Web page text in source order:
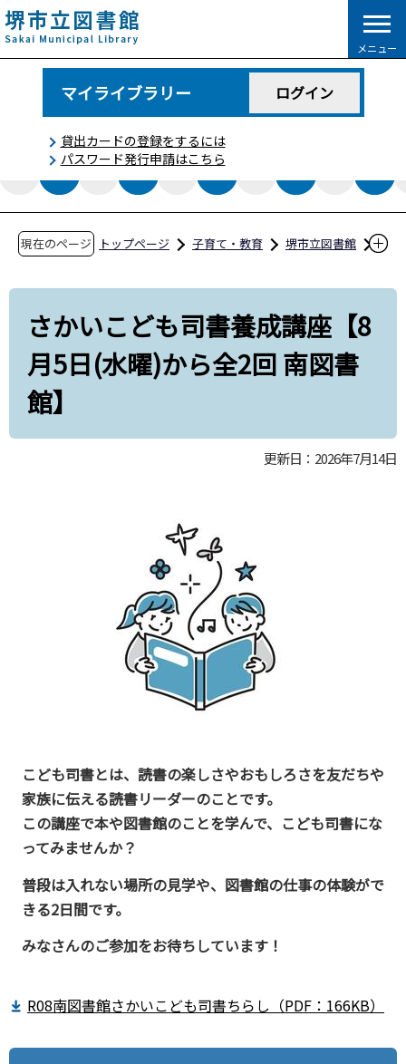
こ
の
ペ
で
メニュー
マイライブラリー ログイン
貸出カードの登録をするには
パスワード発行申請はこちら
現在のページ トップページ 子育て・教育
堺市立図書館
全2回 南図書館】
さかいこども司書養成講座【8
月5日(水曜)から全2回 南図書
館】
更新日：2026年7月14日
こども司書とは、読書の楽しさやおもしろさを友だちや
家族に伝える読書リーダーのことです。
この講座で本や図書館のことを学んで、こども司書にな
ってみませんか？
普段は入れない場所の見学や、図書館の仕事の体験がで
きる2日間です。
みなさんのご参加をお待ちしています！
R08南図書館さかいこども司書ちらし（PDF：166KB）